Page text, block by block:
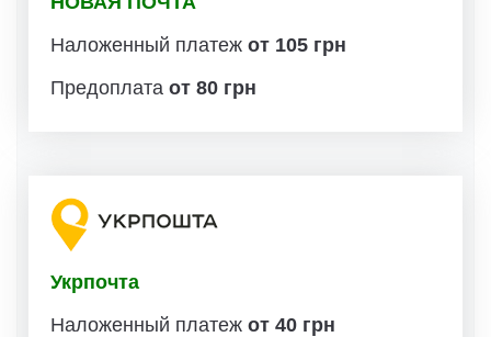
Наложенный платеж от 105 грн
Предоплата от 80 грн
Укрпочта
Наложенный платеж от 40 грн